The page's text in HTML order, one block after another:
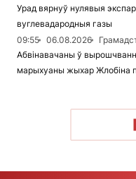
Урад вярнуў нулявыя
вуглевадародныя газы
09:55
06.08.2026
Абвінавачаны ў
марыхуаны жыхар Жлобіна